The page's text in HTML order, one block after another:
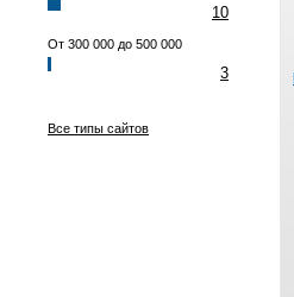
10
От 300 000 до 500 000
3
Все типы сайтов